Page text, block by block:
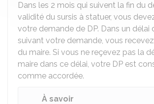
Dans les 2 mois qui suivent la fin du
validité du sursis à statuer, vous
votre demande de DP. Dans un délai
suivant votre demande, vous
du maire. Si vous ne reçevez pas la
maire dans ce délai, votre DP est
comme accordée.
À savoir